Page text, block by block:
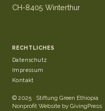
CH-8405 Winterthur
RECHTLICHES
Datenschutz
Impressum
Kontakt
© 2025 · Stiftung Green Ethiopia
Nonprofit Website by GivingPress